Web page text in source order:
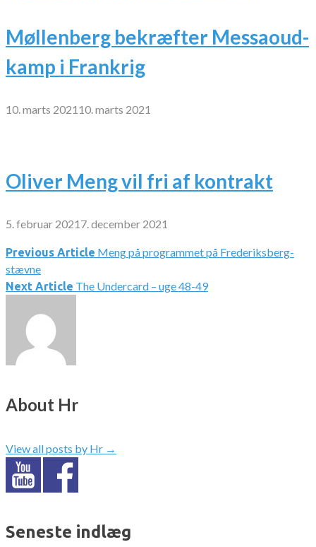
Møllenberg bekræfter Messaoud-
kamp i Frankrig
10. marts 2021 10. marts 2021
Oliver Meng vil fri af kontrakt
5. februar 2021 7. december 2021
Indlægsnavigation
Previous Article Meng på programmet på Frederiksberg-
stævne
Next Article The Undercard – uge 48-49
About Hr
View all posts by Hr →
Seneste indlæg